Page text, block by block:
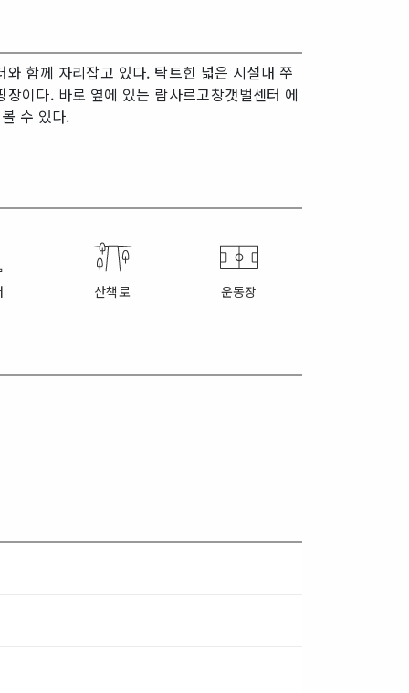
함께 자리잡고 있다. 탁트힌 넓은 시설내 쭈
이다. 바로 옆에 있는 람사르고창갯벌센터 에
수 있다.
산책로 운동장